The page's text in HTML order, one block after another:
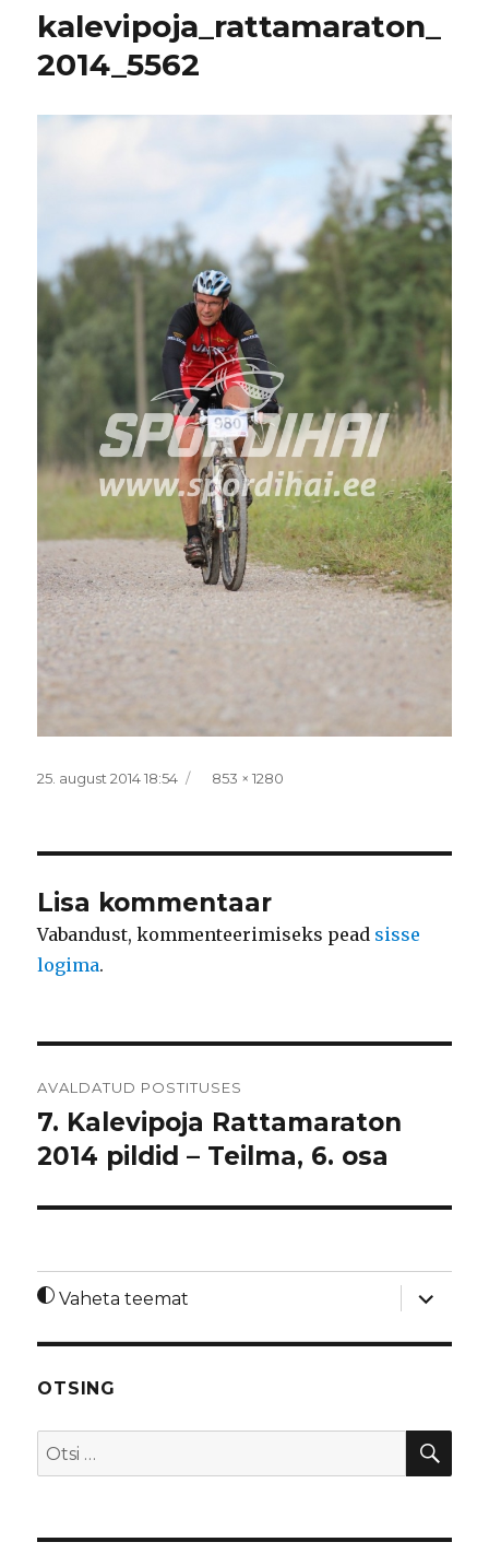
kalevipoja_rattamaraton_
2014_5562
Postitatud
25. august 2014 18:54 Täissuurus
853 × 1280
Lisa kommentaar
Vabandust, kommenteerimiseks pead sisse
logima.
AVALDATUD POSTITUSES
7. Kalevipoja Rattamaraton
2014 pildid – Teilma, 6. osa
Vaheta teemat
laienda
OTSING
Otsi: